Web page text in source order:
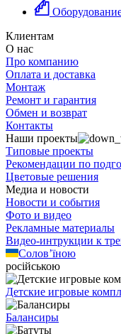
Клиентам
О нас
Про компанию
Оплата и доставка
Монтаж
Ремонт и гарантия
Обмен и возврат
Контакты
Наши проекты
Типовые проекты
Рекомендации по
Цветовые решения
Медиа и новости
Новости и события
Фото и видео
Рекламные материалы
Видео-интрукции к
Солов’їною
російською
Детские игровые
Балансиры